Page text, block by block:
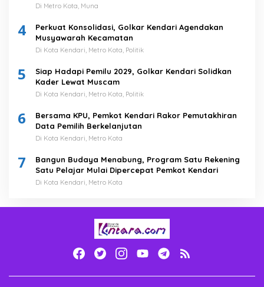
Di Metro Kota, Muna
4
Perkuat Konsolidasi, Golkar Kendari Agendakan
Musyawarah Kecamatan
Di Kota Kendari, Metro Kota, Politik
5
Siap Hadapi Pemilu 2029, Golkar Kendari Solidkan
Kader Lewat Muscam
Di Kota Kendari, Metro Kota, Politik
6
Bersama KPU, Pemkot Kendari Rakor Pemutakhiran
Data Pemilih Berkelanjutan
Di Kota Kendari, Metro Kota
7
Bangun Budaya Menabung, Program Satu Rekening
Satu Pelajar Mulai Dipercepat Pemkot Kendari
Di Kota Kendari, Metro Kota